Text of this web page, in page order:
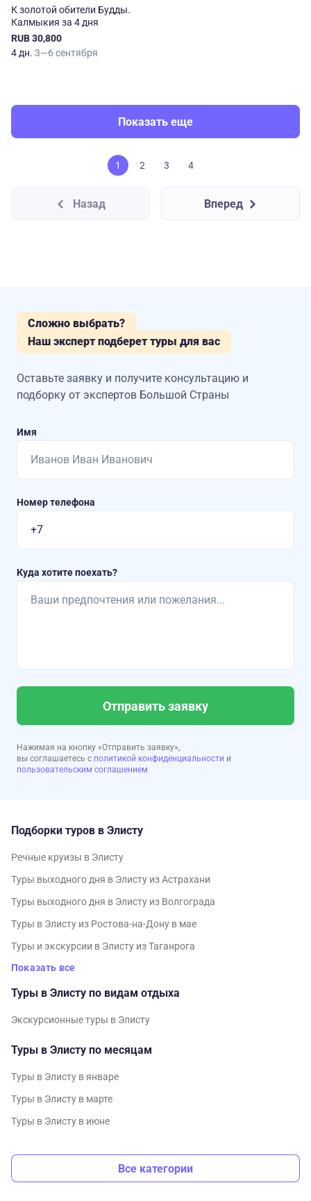
К золотой обители Будды.
Калмыкия за 4 дня
RUB 30,800
4 дн. 3—6 сентября
Показать еще
1 2 3 4
Назад Вперед
Сложно выбрать?
Наш эксперт подберет туры для вас
Оставьте заявку и получите консультацию и
подборку от экспертов Большой Страны
Имя
Номер телефона
Куда хотите поехать?
Отправить заявку
Нажимая на кнопку «Отправить заявку»,
вы соглашаетесь с политикой конфиденциальности и
пользовательским соглашением
Подборки туров в Элисту
Речные круизы в Элисту
Туры выходного дня в Элисту из Астрахани
Туры выходного дня в Элисту из Волгограда
Туры в Элисту из Ростова-на-Дону в мае
Туры и экскурсии в Элисту из Таганрога
Показать все
Туры в Элисту по видам отдыха
Экскурсионные туры в Элисту
Туры в Элисту по месяцам
Туры в Элисту в январе
Туры в Элисту в марте
Туры в Элисту в июне
Все категории